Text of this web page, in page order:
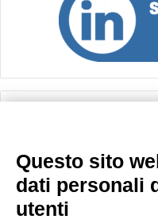
Importo
Questo sito
dati personali
utenti